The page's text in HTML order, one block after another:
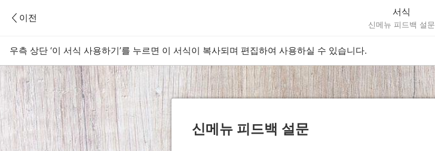
이전
서식
신메뉴 피드백 설문
우측 상단 ‘이 서식 사용하기’를 누르면 이 서식이 복사되며 편집하여 사용하실 수 있습니다.